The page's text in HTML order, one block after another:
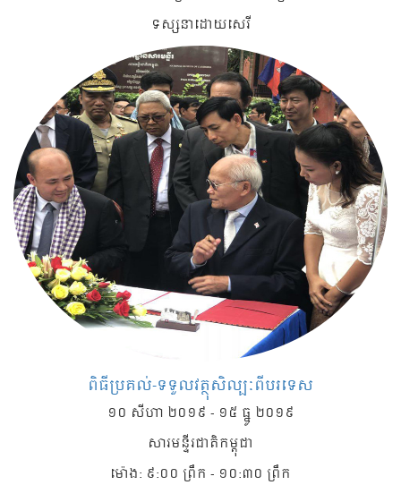
ទស្សនាដោយសេរី
ពិធីប្រគល់-ទទួលវត្ថុសិល្បៈពីបរទេស
១០ សីហា ២០១៩ - ១៥ ធ្នូ ២០១៩
សារមន្ទីរជាតិកម្ពុជា
ម៉ោង: ៩:០០ ព្រឹក - ១០:៣០ ព្រឹក